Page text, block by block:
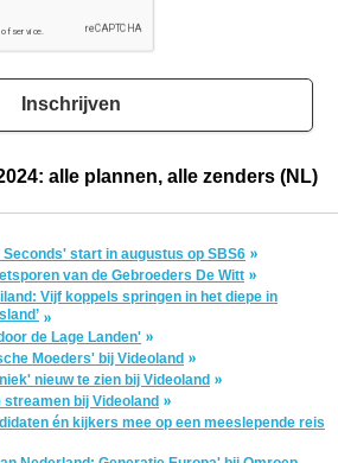
Inschrijven
alle plannen, alle zenders (NL)
start in augustus op SBS6
van de Gebroeders De Witt
Vijf koppels springen in het diepe in
de Lage Landen'
Moeders' bij Videoland
nieuw te zien bij Videoland
bij Videoland
én kijkers mee op een meeslepende reis